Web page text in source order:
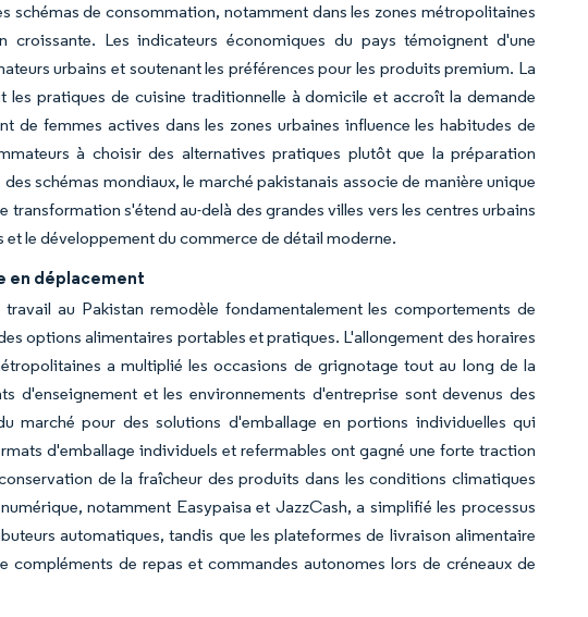
schémas de consommation, notamment dans les zones métropolitaines
croissante. Les indicateurs économiques du pays témoignent d'une
urbains et soutenant les préférences pour les produits premium. La
les pratiques de cuisine traditionnelle à domicile et accroît la demande
femmes actives dans les zones urbaines influence les habitudes de
à choisir des alternatives pratiques plutôt que la préparation
schémas mondiaux, le marché pakistanais associe de manière unique
s'étend au-delà des grandes villes vers les centres urbains
le développement du commerce de détail moderne.
en déplacement
au Pakistan remodèle fondamentalement les comportements de
options alimentaires portables et pratiques. L'allongement des horaires
a multiplié les occasions de grignotage tout au long de la
d'enseignement et les environnements d'entreprise sont devenus des
marché pour des solutions d'emballage en portions individuelles qui
d'emballage individuels et refermables ont gagné une forte traction
de la fraîcheur des produits dans les conditions climatiques
notamment Easypaisa et JazzCash, a simplifié les processus
automatiques, tandis que les plateformes de livraison alimentaire
de repas et commandes autonomes lors de créneaux de